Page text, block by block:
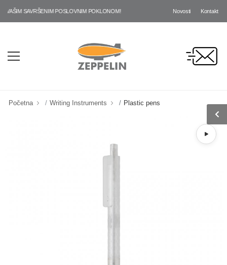
SAVRŠENIM POSLOVNIM POKLONOM! Novosti Kontakt
Početna Writing Instruments Plastic pens